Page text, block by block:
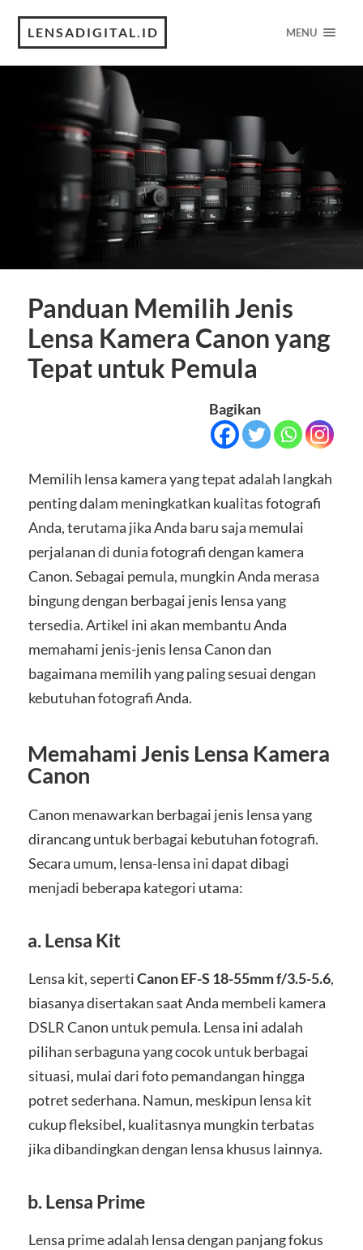
LENSADIGITAL.ID MENU
Panduan Memilih Jenis
Lensa Kamera Canon yang
Tepat untuk Pemula
Bagikan
Memilih lensa kamera yang tepat adalah langkah
penting dalam meningkatkan kualitas fotografi
Anda, terutama jika Anda baru saja memulai
perjalanan di dunia fotografi dengan kamera
Canon. Sebagai pemula, mungkin Anda merasa
bingung dengan berbagai jenis lensa yang
tersedia. Artikel ini akan membantu Anda
memahami jenis-jenis lensa Canon dan
bagaimana memilih yang paling sesuai dengan
kebutuhan fotografi Anda.
Memahami Jenis Lensa Kamera
Canon
Canon menawarkan berbagai jenis lensa yang
dirancang untuk berbagai kebutuhan fotografi.
Secara umum, lensa-lensa ini dapat dibagi
menjadi beberapa kategori utama:
a.Lensa Kit
Lensa kit, sepertiCanon EF-S 18-55mm f/3.5-5.6,
biasanya disertakan saat Anda membeli kamera
DSLR Canon untuk pemula. Lensa ini adalah
pilihan serbaguna yang cocok untuk berbagai
situasi, mulai dari foto pemandangan hingga
potret sederhana. Namun, meskipun lensa kit
cukup fleksibel, kualitasnya mungkin terbatas
jika dibandingkan dengan lensa khusus lainnya.
b.Lensa Prime
Lensa prime adalah lensa dengan panjang fokus